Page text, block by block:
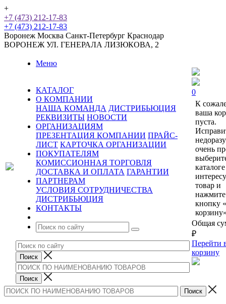
+
+7 (473) 212-17-83
+7 (473) 212-17-83
Воронеж Москва Санкт-Петербург Краснодар
ВОРОНЕЖ УЛ. ГЕНЕРАЛА ЛИЗЮКОВА, 2
Меню
КАТАЛОГ
О КОМПАНИИ
НАША КОМАНДА ДИСТРИБЬЮЦИЯ
РЕКВИЗИТЫ НОВОСТИ
ОРГАНИЗАЦИЯМ
ПРЕЗЕНТАЦИЯ КОМПАНИИ ПРАЙС-
ЛИСТ КАРТОЧКА ОРГАНИЗАЦИИ
ПОКУПАТЕЛЯМ
КОМИССИОННАЯ ТОРГОВЛЯ
ДОСТАВКА И ОПЛАТА ГАРАНТИИ
ПАРТНЕРАМ
УСЛОВИЯ СОТРУДНИЧЕСТВА
ДИСТРИБЬЮЦИЯ
КОНТАКТЫ
0
К
ваша
пуста.
очень
каталоге
товар и
нажмите
кнопку
Общая
₽
Перейти
корзину